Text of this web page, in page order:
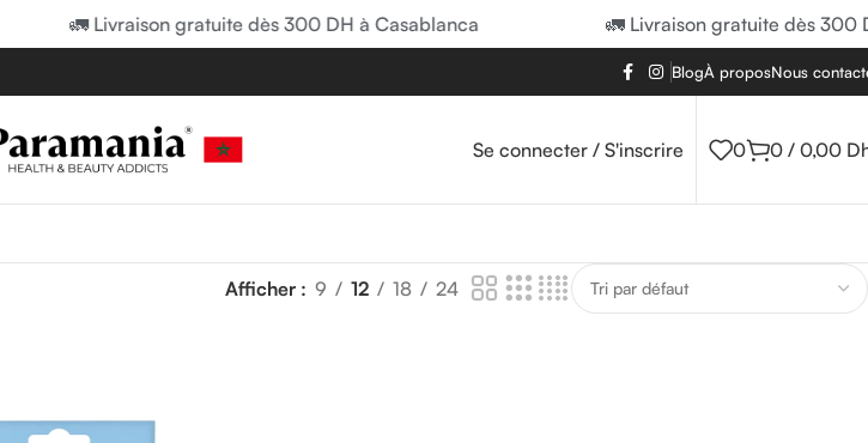
🚛 Livraison gratuite dès 300 DH à Casablanca 🚛 Livraison gratuite dès 300
BlogÀ proposNous
Se connecter / S'inscrire 0 0 / 0,00
Afficher 9 12 18 24